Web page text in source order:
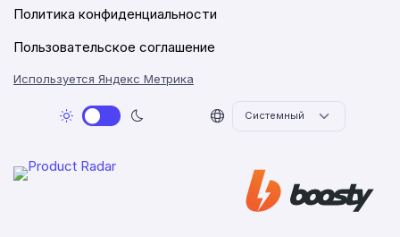
Политика конфиденциальности
Пользовательское соглашение
Используется Яндекс Метрика